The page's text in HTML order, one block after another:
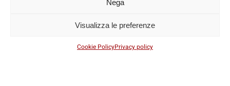
Nega
Visualizza le preferenze
Cookie PolicyPrivacy policy
P.IVA: IT07425260721